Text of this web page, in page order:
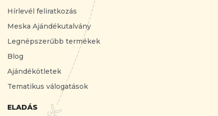
Hírlevél feliratkozás
Meska Ajándékutalvány
Legnépszerűbb termékek
Blog
Ajándékötletek
Tematikus válogatások
ELADÁS